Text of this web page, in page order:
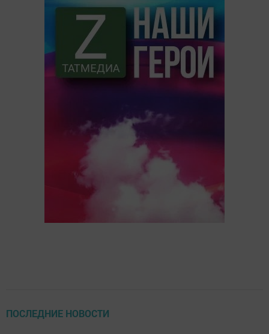
ПОСЛЕДНИЕ НОВОСТИ